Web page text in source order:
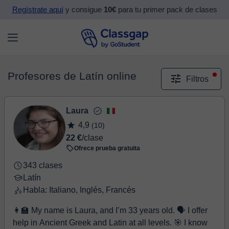
Regístrate aquíy consigue 10€para tu primer pack de clases
Profesores de Latín online Filtros
Laura
4,9 (10)
22 €/clase
Ofrece prueba gratuita
343 clases
Latín
Habla: Italiano, Inglés, Francés
👩‍🏫 My name is Laura, and I’m 33 years old. 🗣️ I offer
help in Ancient Greek and Latin at all levels. 🎯 I know